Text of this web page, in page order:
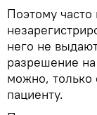
Поэтому часто
него не
разрешение
можно, только
пациенту.